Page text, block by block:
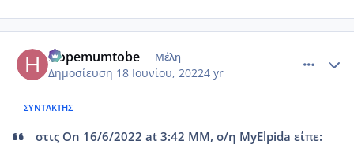
Hopemumtobe Μέλη
Δημοσίευση 18 Ιουνίου, 20224 yr
ΣΥΝΤΆΚΤΗΣ
στις On 16/6/2022 at 3:42 ΜΜ, ο/η MyElpida είπε: